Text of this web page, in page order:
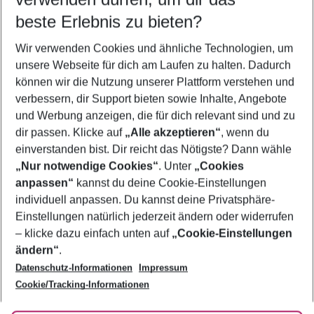
5-8 Nächte
2 Erwachsene Keine Kinder
Mehr Filter anzeigen
Footer
Footer navigation
Über uns
AGB
Bestpreisgarantie
Cookie-Einstellungen ändern
Cookie-Richtlinie
Agenturbetreuung
Barrierefreies Reisen
Folge uns
beste Erlebnis zu bieten?
Wir verwenden Cookies und ähnliche Technologien, um
unsere Webseite für dich am Laufen zu halten. Dadurch
können wir die Nutzung unserer Plattform verstehen und
verbessern, dir Support bieten sowie Inhalte, Angebote
und Werbung anzeigen, die für dich relevant sind und zu
dir passen. Klicke auf „Alle akzeptieren“, wenn du
einverstanden bist. Dir reicht das Nötigste? Dann wähle
„Nur notwendige Cookies“. Unter „Cookies
anpassen“ kannst du deine Cookie-Einstellungen
individuell anpassen. Du kannst deine Privatsphäre-
Einstellungen natürlich jederzeit ändern oder widerrufen
– klicke dazu einfach unten auf „Cookie-Einstellungen
ändern“.
Datenschutz-Informationen
Impressum
Cookie/Tracking-Informationen